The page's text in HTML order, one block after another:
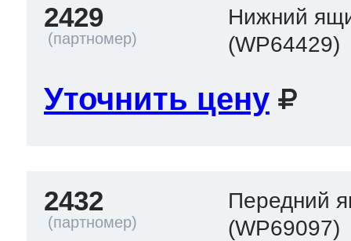
2429
Нижний
(WP64429)
Уточнить цену
2432
Передний
(WP69097)